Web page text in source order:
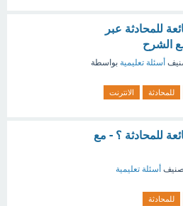
للمحادثة عبر
الشرح
أسئلة تعليمية بواسطة
للمحادثة الانترنت
للمحادثة ؟ - مع
أسئلة تعليمية
للمحادثة